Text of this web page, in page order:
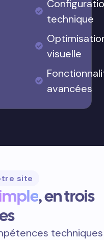
technique
visuelle
avancées
site
, en trois
techniques